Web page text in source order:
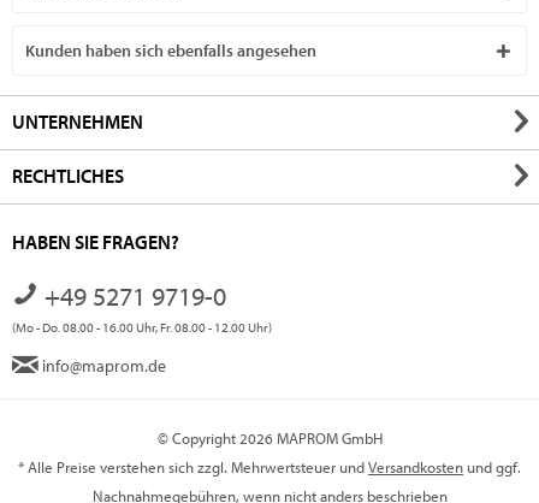
Kunden haben sich ebenfalls angesehen
UNTERNEHMEN
RECHTLICHES
HABEN SIE FRAGEN?
+49 5271 9719-0
(Mo - Do. 08.00 - 16.00 Uhr, Fr. 08.00 - 12.00 Uhr)
info@maprom.de
© Copyright 2026 MAPROM GmbH
* Alle Preise verstehen sich zzgl. Mehrwertsteuer undVersandkosten und ggf.
Nachnahmegebühren, wenn nicht anders beschrieben